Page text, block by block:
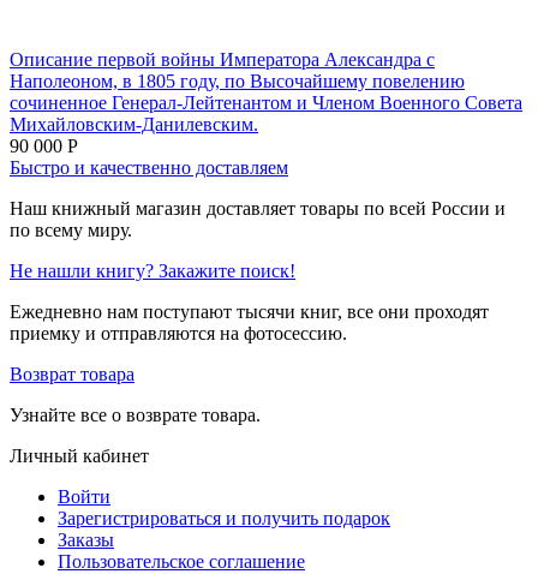
Описание первой войны Императора Александра с
Наполеоном, в 1805 году, по Высочайшему повелению
сочиненное Генерал-Лейтенантом и Членом Военного Совета
Михайловским-Данилевским.
90 000 Р
Быстро и качественно доставляем
Наш книжный магазин доставляет товары по всей России и
по всему миру.
Не нашли книгу? Закажите поиск!
Ежедневно нам поступают тысячи книг, все они проходят
приемку и отправляются на фотосессию.
Возврат товара
Узнайте все о возврате товара.
Личный кабинет
Войти
Зарегистрироваться и получить подарок
Заказы
Пользовательское соглашение